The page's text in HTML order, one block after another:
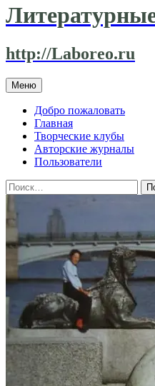
http://Laboreo.ru
Меню Перейти
к
содержимому
Добро пожаловать
Главная
Творческие клубы
Авторские журналы
Пользователи
Найти: